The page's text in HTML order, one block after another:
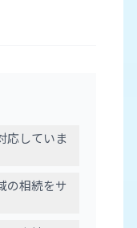
応していま
の相続をサ